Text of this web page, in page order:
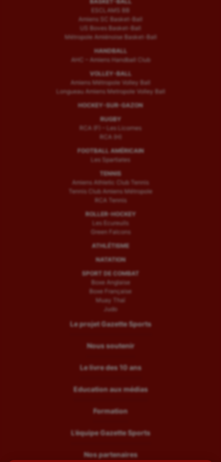
ESCLAMS BB
Amiens SC Basket-Ball
US Boves Basket-Ball
Métropole Amiénoise Basket-Ball
HANDBALL
AHC – Amiens Handball Club
VOLLEY-BALL
Amiens Métropole Volley Ball
Longueau Amiens Metropole Volley Ball
HOCKEY-SUR-GAZON
RUGBY
RCA (F) – Les Licornes
RCA (H)
FOOTBALL AMÉRICAIN
Les Spartiates
TENNIS
Amiens Athletic Club Tennis
Tennis Club Amiens Métropole
RCA Tennis
ROLLER-HOCKEY
Les Ecureuils
Green Falcons
ATHLÉTISME
NATATION
SPORT DE COMBAT
Boxe Anglaise
Boxe Française
Muay Thaï
Judo
Le projet Gazette Sports
Nous soutenir
Le livre des 10 ans
Education aux médias
Formation
L’équipe Gazette Sports
Nos partenaires